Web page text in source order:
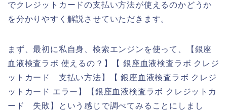
でクレジットカードの支払い方法が使えるのかどうか
を分かりやすく解説させていただきます。
まず、最初に私自身、検索エンジンを使って、【銀座
血液検査ラボ 使えるの？】【 銀座血液検査ラボ クレジ
ットカード 支払い方法】【 銀座血液検査ラボ クレジ
ットカード エラー】【銀座血液検査ラボ クレジットカ
ード 失敗】という感じで調べてみることにしまし